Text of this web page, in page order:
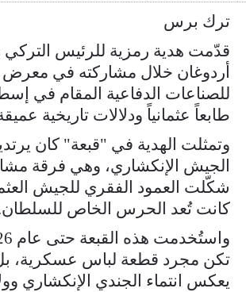
ترك برس
قدّمت هدية رمزية للرئيس
أردوغان خلال مشاركته في
للصناعات الدفاعية المقام في
طابعاً عثمانياً ودلالات تاريخية
وتمثلت الهدية في "قبعة" كان
الجيش الإنكشاري، وهي فرقة
شكّلت العمود الفقري للجيش
كانت تُعد الحرس الخاص
تكن مجرد قطعة لباس عسكرية، بل
يعكس انتماء الجندي الإنكشاري